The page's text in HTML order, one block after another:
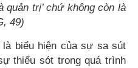
quản trị’ chứ không còn là
49)
biểu hiện của sự sa sút
thiếu sót trong quá trình